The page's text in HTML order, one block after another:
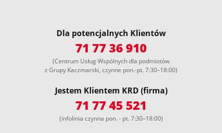
Dla potencjalnych Klientów
71 77 36 910
(Centrum Usług Wspólnych dla podmiotów
z Grupy Kaczmarski, czynne pon.-pt. 7:30–18:00)
Jestem Klientem KRD (firma)
71 77 45 521
(infolinia czynna pon. - pt. 7:30–18:00)